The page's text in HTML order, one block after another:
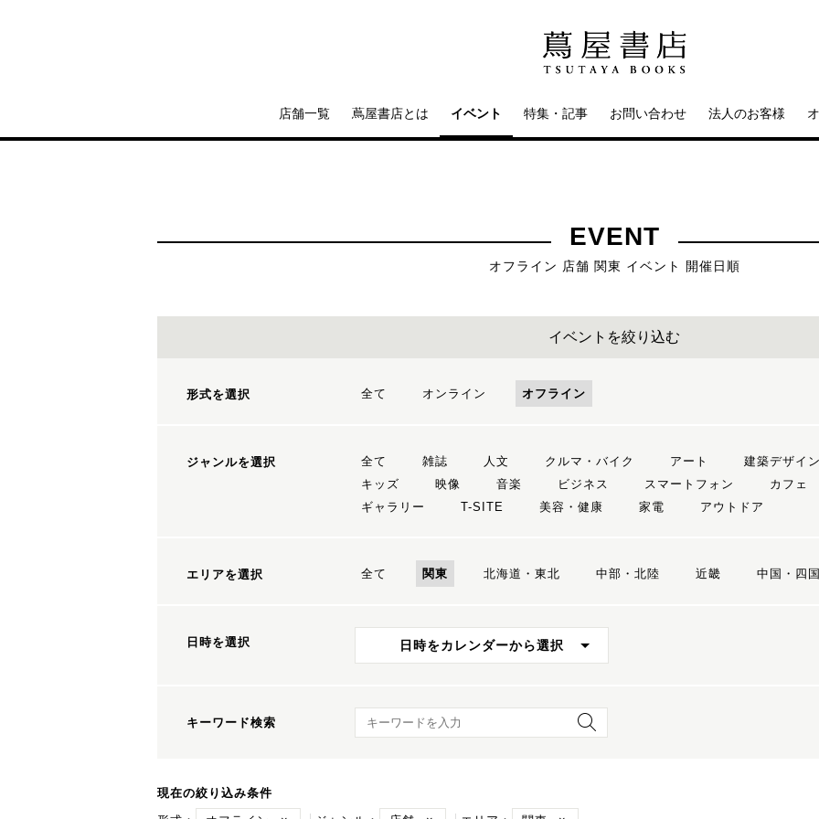
店舗一覧 蔦屋書店とは イベント 特集・記事 お問い合わせ 法人のお客様
EVENT
オフライン 店舗 関東 イベント 開催日順
イベントを絞り込む
形式を選択 全て オンライン オフライン
ジャンルを選択 全て 雑誌 人文 クルマ・バイク アート 建築デザイン
キッズ
映像 音楽 ビジネス スマートフォン カフェ
ギャラリー
T-SITE 美容・健康 家電 アウトドア
エリアを選択 全て 関東 北海道・東北 中部・北陸 近畿 中国・四国
日時を選択 日時をカレンダーから選択
キーワード検索 キーワード検索
現在の絞り込み条件